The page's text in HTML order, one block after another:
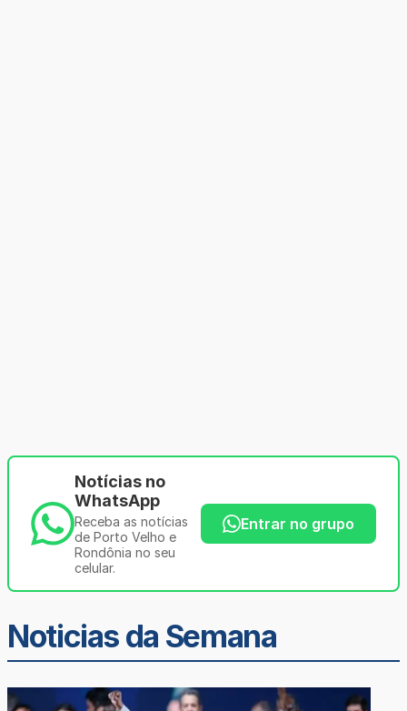
Notícias no
WhatsApp
Receba as notícias
de Porto Velho e
Rondônia no seu
celular.
Entrar no grupo
Noticias da Semana